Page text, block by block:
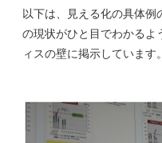
以下は、見える化の具体
の現状がひと目でわかるよ
ィスの壁に掲示しています。